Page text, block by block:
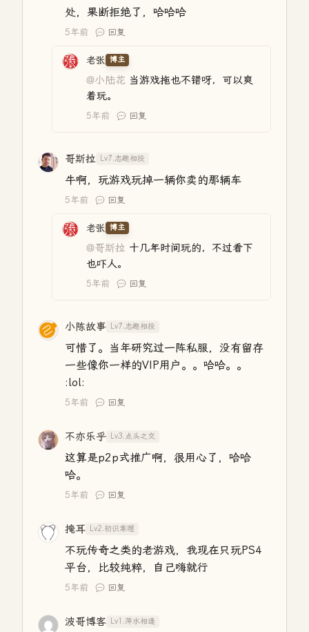
处，果断拒绝了，哈哈哈
5年前 回复
老张 博主
@小陆花 当游戏拖也不错呀，可以爽
着玩。
5年前 回复
哥斯拉 Lv7.志趣相投
牛啊，玩游戏玩掉一辆你卖的那辆车
5年前 回复
老张 博主
@哥斯拉 十几年时间玩的，不过看下
也吓人。
5年前 回复
小陈故事 Lv7.志趣相投
可惜了。当年研究过一阵私服，没有留存
一些像你一样的VIP用户。。哈哈。。
:lol:
5年前 回复
不亦乐乎 Lv3.点头之交
这算是p2p式推广啊，很用心了，哈哈
哈。
5年前 回复
掩耳 Lv2.初识寒暄
不玩传奇之类的老游戏，我现在只玩PS4
平台，比较纯粹，自己嗨就行
5年前 回复
波哥博客 Lv1.萍水相逢